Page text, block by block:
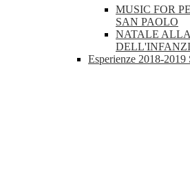
MUSIC FOR
SAN PAOLO
NATALE
Esperienze 2018-2019